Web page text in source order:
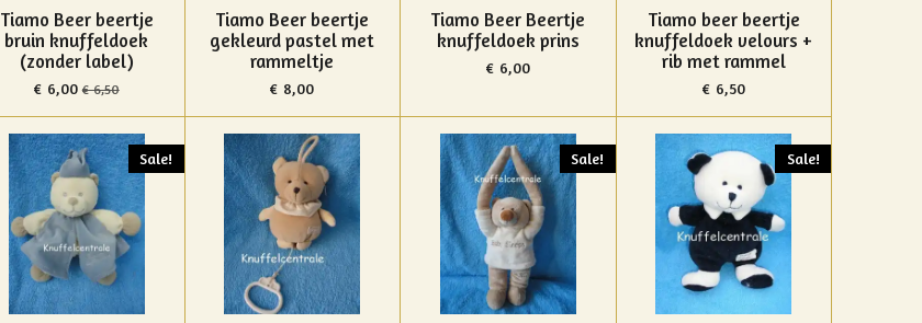
Tiamo Beer beertje
bruin knuffeldoek
(zonder label)
€ 6,00 € 6,50
Tiamo Beer beertje
gekleurd pastel met
rammeltje
€ 8,00
Tiamo Beer Beertje
knuffeldoek prins
€ 6,00
Tiamo beer beertje
knuffeldoek velours +
rib met rammel
€ 6,50
Sale! Sale! Sale!